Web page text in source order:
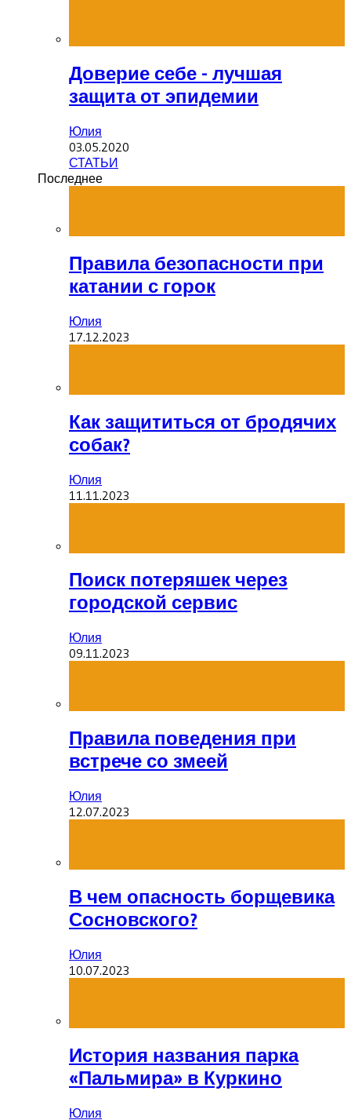
Доверие себе - лучшая
защита от эпидемии
Юлия
03.05.2020
СТАТЬИ
Последнее
Правила безопасности при
катании с горок
Юлия
17.12.2023
Как защититься от бродячих
собак?
Юлия
11.11.2023
Поиск потеряшек через
городской сервис
Юлия
09.11.2023
Правила поведения при
встрече со змеей
Юлия
12.07.2023
В чем опасность борщевика
Сосновского?
Юлия
10.07.2023
История названия парка
«Пальмира» в Куркино
Юлия